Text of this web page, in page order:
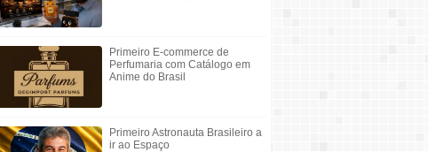
Primeiro E-commerce de
Perfumaria com Catálogo em
Anime do Brasil
Primeiro Astronauta Brasileiro a
ir ao Espaço